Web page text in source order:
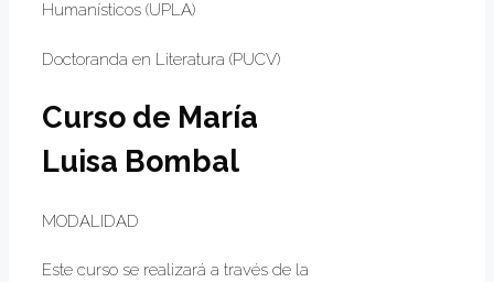
Humanísticos (UPLA)
Doctoranda en Literatura (PUCV)
Curso de María
Luisa Bombal
MODALIDAD
Este curso se realizará a través de la